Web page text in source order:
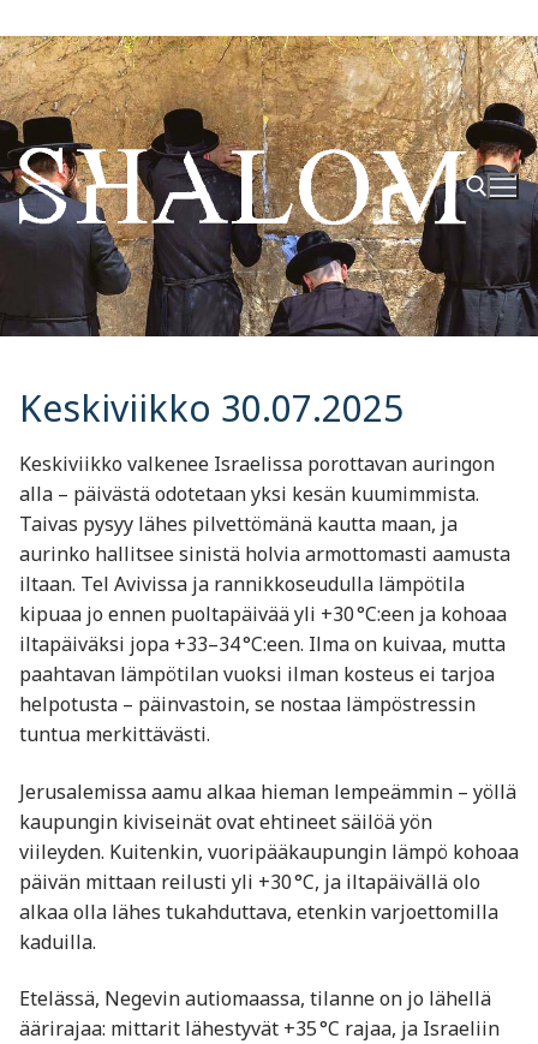
Hyppää
sisältöön
Hae:
Keskiviikko 30.07.2025
Keskiviikko valkenee Israelissa porottavan auringon
alla – päivästä odotetaan yksi kesän kuumimmista.
Taivas pysyy lähes pilvettömänä kautta maan, ja
aurinko hallitsee sinistä holvia armottomasti aamusta
iltaan. Tel Avivissa ja rannikkoseudulla lämpötila
kipuaa jo ennen puoltapäivää yli +30 °C:een ja kohoaa
iltapäiväksi jopa +33–34 °C:een. Ilma on kuivaa, mutta
paahtavan lämpötilan vuoksi ilman kosteus ei tarjoa
helpotusta – päinvastoin, se nostaa lämpöstressin
tuntua merkittävästi.
Jerusalemissa aamu alkaa hieman lempeämmin – yöllä
kaupungin kiviseinät ovat ehtineet säilöä yön
viileyden. Kuitenkin, vuoripääkaupungin lämpö kohoaa
päivän mittaan reilusti yli +30 °C, ja iltapäivällä olo
alkaa olla lähes tukahduttava, etenkin varjoettomilla
kaduilla.
Etelässä, Negevin autiomaassa, tilanne on jo lähellä
äärirajaa: mittarit lähestyvät +35 °C rajaa, ja Israeliin